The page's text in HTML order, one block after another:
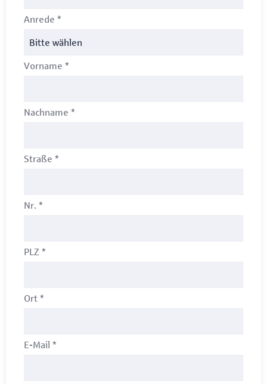
Anrede *
Vorname *
Nachname *
Straße *
Nr. *
PLZ *
Ort *
E-Mail *